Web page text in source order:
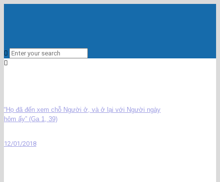
“Họ đã đến xem chỗ Người ở, và ở lại với Người ngày
hôm ấy” (Ga 1, 39)
12/01/2018